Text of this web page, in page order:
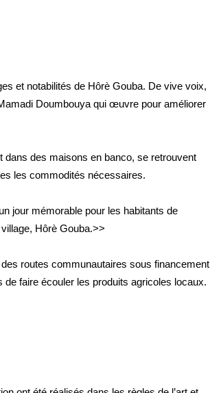
et notabilités de Hôrè Gouba. De vive voix,
Doumbouya qui œuvre pour améliorer
des maisons en banco, se retrouvent
les commodités nécessaires.
jour mémorable pour les habitants de
Hôrè Gouba.>>
routes communautaires sous financement
faire écouler les produits agricoles locaux.